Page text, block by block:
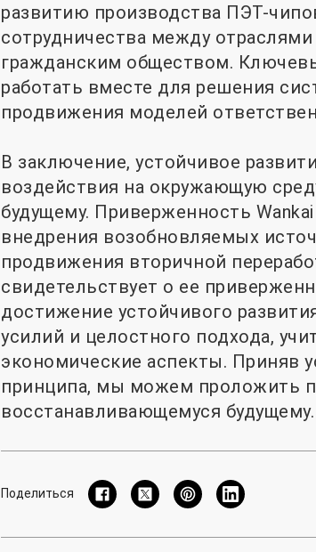
развитию производства ПЭТ-
сотрудничества между
гражданским обществом.
работать вместе для решения
продвижения моделей
В заключение, устойчивое
воздействия на окружающую
будущему. Приверженность
внедрения возобновляемых
продвижения вторичной
свидетельствует о ее
достижение устойчивого
усилий и целостного подхода,
экономические аспекты. Приняв
принципа, мы можем проложить
восстанавливающемуся будущему.
Поделиться